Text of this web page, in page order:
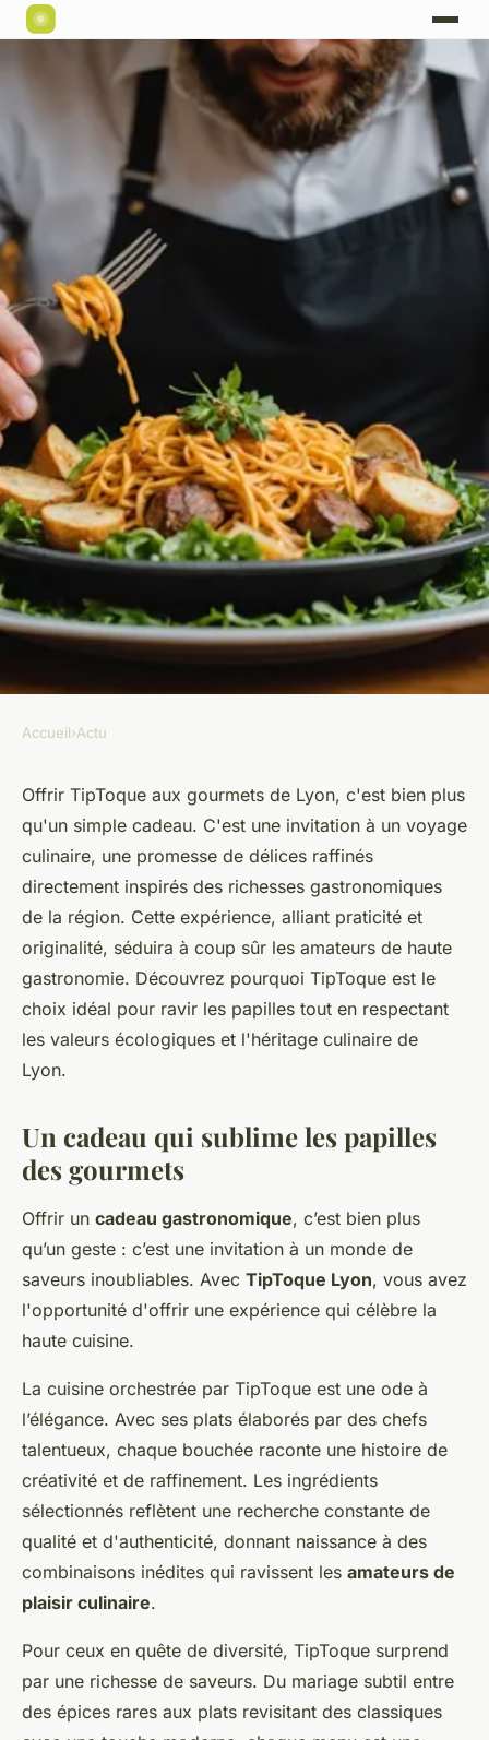
Top 5 raisons d'offrir tiptoque
aux gourmets de lyon
Raphaël•25 février 2025•5 min de lecture
Accueil›Actu
Offrir TipToque aux gourmets de Lyon, c'est bien plus
qu'un simple cadeau. C'est une invitation à un voyage
culinaire, une promesse de délices raffinés
directement inspirés des richesses gastronomiques
de la région. Cette expérience, alliant praticité et
originalité, séduira à coup sûr les amateurs de haute
gastronomie. Découvrez pourquoi TipToque est le
choix idéal pour ravir les papilles tout en respectant
les valeurs écologiques et l'héritage culinaire de
Lyon.
Un cadeau qui sublime les papilles
des gourmets
Offrir un cadeau gastronomique, c’est bien plus
qu’un geste : c’est une invitation à un monde de
saveurs inoubliables. Avec TipToque Lyon, vous avez
l'opportunité d'offrir une expérience qui célèbre la
haute cuisine.
La cuisine orchestrée par TipToque est une ode à
l’élégance. Avec ses plats élaborés par des chefs
talentueux, chaque bouchée raconte une histoire de
créativité et de raffinement. Les ingrédients
sélectionnés reflètent une recherche constante de
qualité et d'authenticité, donnant naissance à des
combinaisons inédites qui ravissent les amateurs de
plaisir culinaire.
Pour ceux en quête de diversité, TipToque surprend
par une richesse de saveurs. Du mariage subtil entre
des épices rares aux plats revisitant des classiques